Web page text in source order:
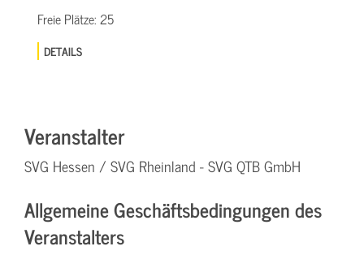
Freie Plätze:25
DETAILS
Veranstalter
SVG Hessen / SVG Rheinland - SVG QTB GmbH
Allgemeine Geschäftsbedingungen des
Veranstalters